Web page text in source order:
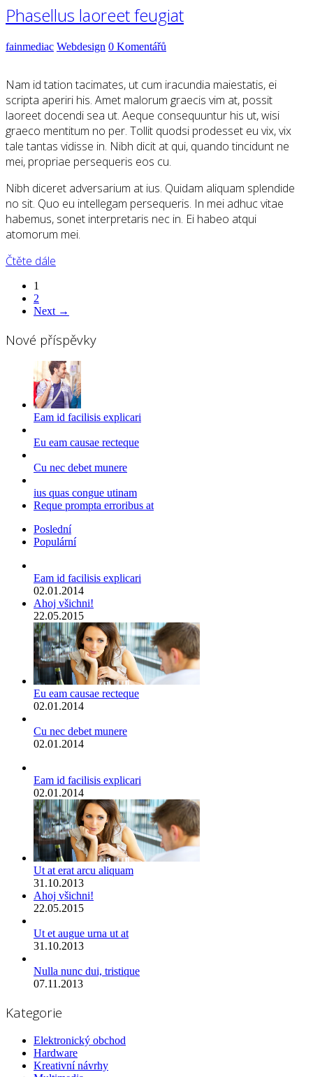
Phasellus laoreet feugiat
fainmediac Webdesign 0 Komentářů
Nam id tation tacimates, ut cum iracundia maiestatis, ei
scripta aperiri his. Amet malorum graecis vim at, possit
laoreet docendi sea ut. Aeque consequuntur his ut, wisi
graeco mentitum no per. Tollit quodsi prodesset eu vix, vix
tale tantas vidisse in. Nibh dicit at qui, quando tincidunt ne
mei, propriae persequeris eos cu.
Nibh diceret adversarium at ius. Quidam aliquam splendide
no sit. Quo eu intellegam persequeris. In mei adhuc vitae
habemus, sonet interpretaris nec in. Ei habeo atqui
atomorum mei.
Čtěte dále
1
2
Next →
Nové příspěvky
Eam id facilisis explicari
Eu eam causae recteque
Cu nec debet munere
ius quas congue utinam
Reque prompta erroribus at
Poslední
Populární
Eam id facilisis explicari
02.01.2014
Ahoj všichni!
22.05.2015
Eu eam causae recteque
02.01.2014
Cu nec debet munere
02.01.2014
Eam id facilisis explicari
02.01.2014
Ut at erat arcu aliquam
31.10.2013
Ahoj všichni!
22.05.2015
Ut et augue urna ut at
31.10.2013
Nulla nunc dui, tristique
07.11.2013
Kategorie
Elektronický obchod
Hardware
Kreativní návrhy